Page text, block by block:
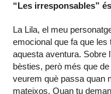
“Les irresponsables”
La Lila, el meu
emocional que fa que les
aquesta aventura. Sobre
bèsties, però més que de
veurem què passa quan
mateixos. Quan tu